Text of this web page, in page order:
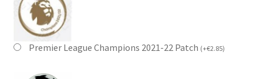
Premier League Champions 2021-22 Patch (+€2.85)